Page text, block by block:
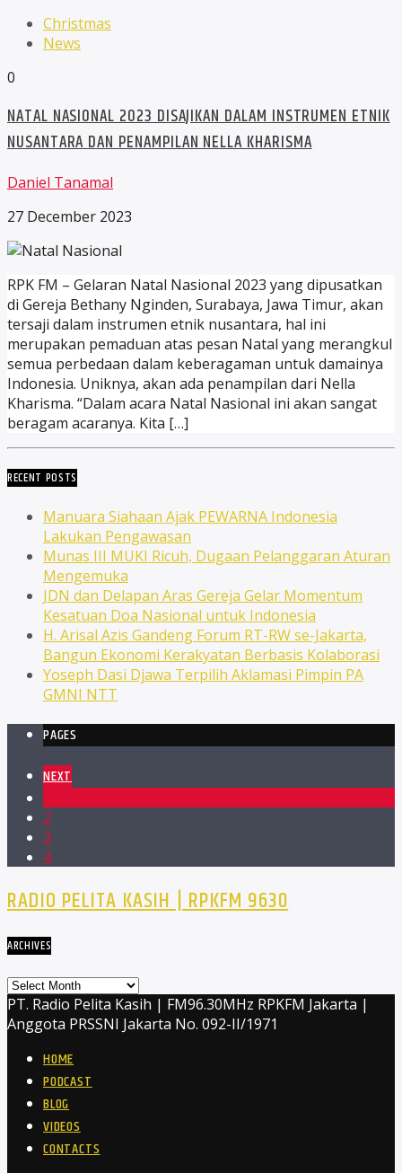
Christmas
News
0
NATAL NASIONAL 2023 DISAJIKAN DALAM INSTRUMEN ETNIK
NUSANTARA DAN PENAMPILAN NELLA KHARISMA
Daniel Tanamal
27 December 2023
RPK FM – Gelaran Natal Nasional 2023 yang dipusatkan
di Gereja Bethany Nginden, Surabaya, Jawa Timur, akan
tersaji dalam instrumen etnik nusantara, hal ini
merupakan pemaduan atas pesan Natal yang merangkul
semua perbedaan dalam keberagaman untuk damainya
Indonesia. Uniknya, akan ada penampilan dari Nella
Kharisma. “Dalam acara Natal Nasional ini akan sangat
beragam acaranya. Kita […]
RECENT POSTS
Manuara Siahaan Ajak PEWARNA Indonesia
Lakukan Pengawasan
Munas III MUKI Ricuh, Dugaan Pelanggaran Aturan
Mengemuka
JDN dan Delapan Aras Gereja Gelar Momentum
Kesatuan Doa Nasional untuk Indonesia
H. Arisal Azis Gandeng Forum RT-RW se-Jakarta,
Bangun Ekonomi Kerakyatan Berbasis Kolaborasi
Yoseph Dasi Djawa Terpilih Aklamasi Pimpin PA
GMNI NTT
PAGES
NEXT
2
3
4
RADIO PELITA KASIH | RPKFM 9630
ARCHIVES
Archives
PT. Radio Pelita Kasih | FM96.30MHz RPKFM Jakarta |
Anggota PRSSNI Jakarta No. 092-II/1971
HOME
PODCAST
BLOG
VIDEOS
CONTACTS